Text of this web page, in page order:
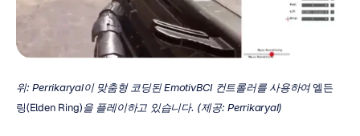
위: Perrikaryal이 맞춤형 코딩된 EmotivBCI 컨트롤러를 사용하여 엘든
링(Elden Ring)을 플레이하고 있습니다. (제공: Perrikaryal)